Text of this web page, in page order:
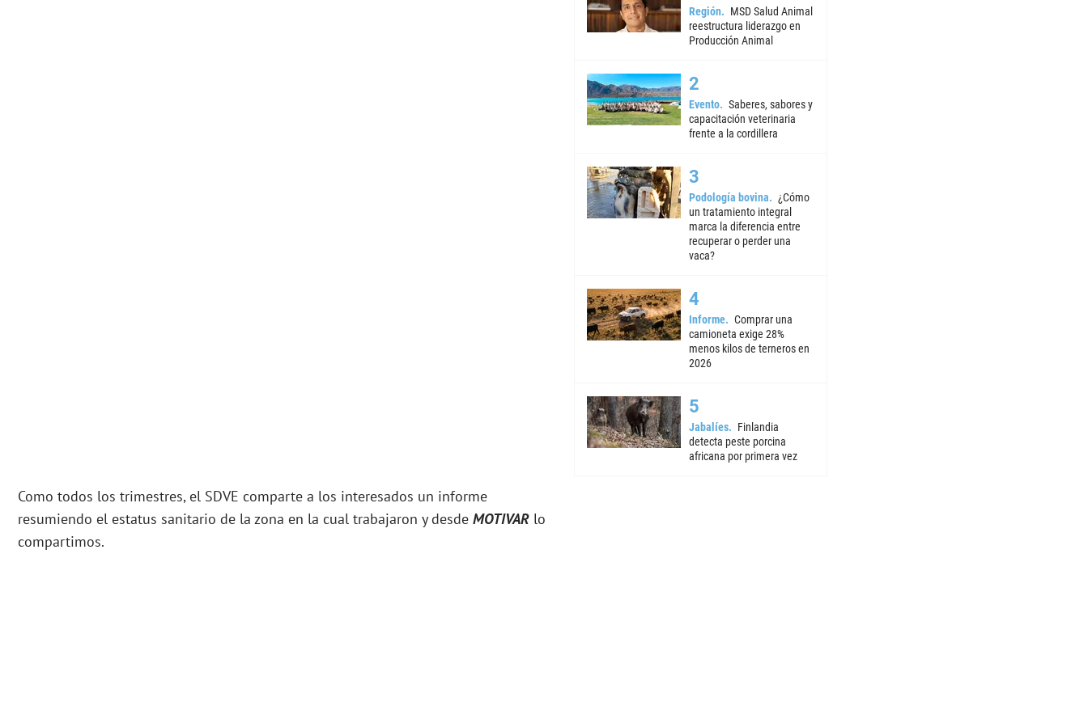
Como todos los trimestres, el SDVE comparte a los interesados un informe
resumiendo el estatus sanitario de la zona en la cual trabajaron y desde MOTIVAR lo
compartimos.
Región
MSD Salud Animal
reestructura liderazgo en
Producción Animal
Evento
Saberes, sabores y
capacitación veterinaria
frente a la cordillera
Podología bovina
¿Cómo
un tratamiento integral
marca la diferencia entre
recuperar o perder una
vaca?
Informe
Comprar una
camioneta exige 28%
menos kilos de terneros en
2026
Jabalíes
Finlandia
detecta peste porcina
africana por primera vez